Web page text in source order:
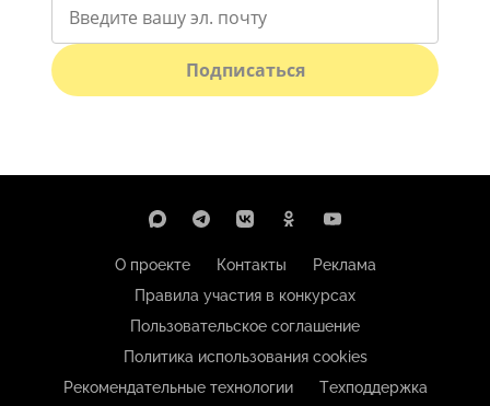
Подписаться
О проекте Контакты
Реклама
Правила участия в конкурсах
Пользовательское соглашение
Политика использования cookies
Рекомендательные технологии
Техподдержка